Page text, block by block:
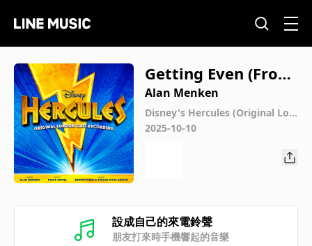
Getting Even (From
"Disney's Hercule
s"/Original London
Cast Recording)
Alan Menken
Disney's Hercules (Original Lon
don Cast Recording)
2025-10-10
設成自己的來電鈴聲
朋友打來時手機響起的音樂